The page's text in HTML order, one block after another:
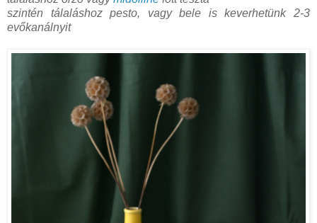
szintén tálaláshoz pesto, vagy bele is keverhetünk 2-3
evőkanálnyit